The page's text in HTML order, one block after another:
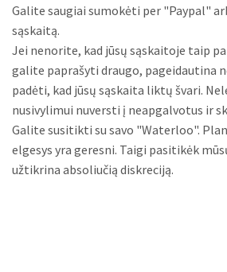
Galite saugiai sumokėti per "Paypal"
sąskaitą.
Jei nenorite, kad jūsų sąskaitoje taip
galite paprašyti draugo, pageidautina
padėti, kad jūsų sąskaita liktų švari.
nusivylimui nuversti į neapgalvotus ir
Galite susitikti su savo "Waterloo".
elgesys yra geresni. Taigi pasitikėk
užtikrina absoliučią diskreciją.